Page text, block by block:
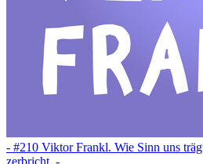
- #210 Viktor Frankl. Wie Sinn uns